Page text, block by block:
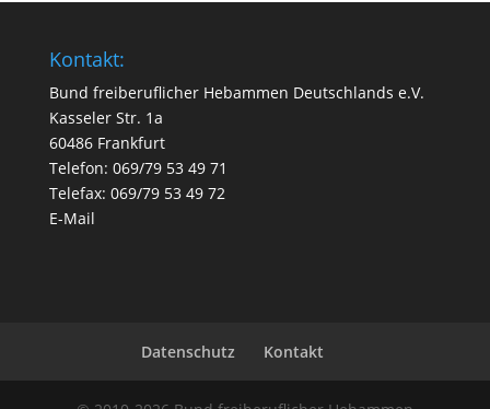
Kontakt:
Bund freiberuflicher Hebammen Deutschlands e.V.
Kasseler Str. 1a
60486 Frankfurt
Telefon: 069/79 53 49 71
Telefax: 069/79 53 49 72
E-Mail
Datenschutz Kontakt